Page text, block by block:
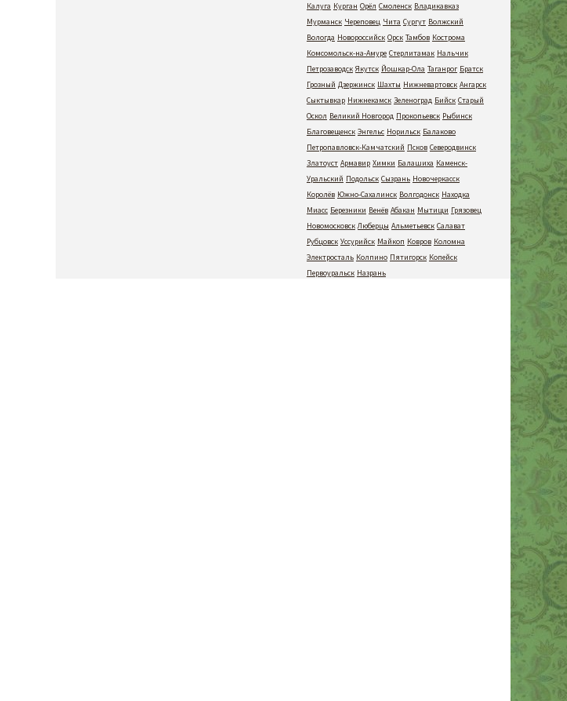
Калуга Курган Орёл Смоленск Владикавказ
Мурманск Череповец Чита Сургут Волжский
Вологда Новороссийск Орск Тамбов Кострома
Комсомольск-на-Амуре Стерлитамак Нальчик
Петрозаводск Якутск Йошкар-Ола Таганрог Братск
Грозный Дзержинск Шахты Нижневартовск Ангарск
Сыктывкар Нижнекамск Зеленоград Бийск Старый
Оскол Великий Новгород Прокопьевск Рыбинск
Благовещенск Энгельс Норильск Балаково
Петропавловск-Камчатский Псков Северодвинск
Златоуст Армавир Химки Балашиха Каменск-
Уральский Подольск Сызрань Новочеркасск
Королёв Южно-Сахалинск Волгодонск Находка
Миасс Березники Венёв Абакан Мытищи Грязовец
Новомосковск Люберцы Альметьевск Салават
Рубцовск Уссурийск Майкоп Ковров Коломна
Электросталь Колпино Пятигорск Копейск
Первоуральск Назрань